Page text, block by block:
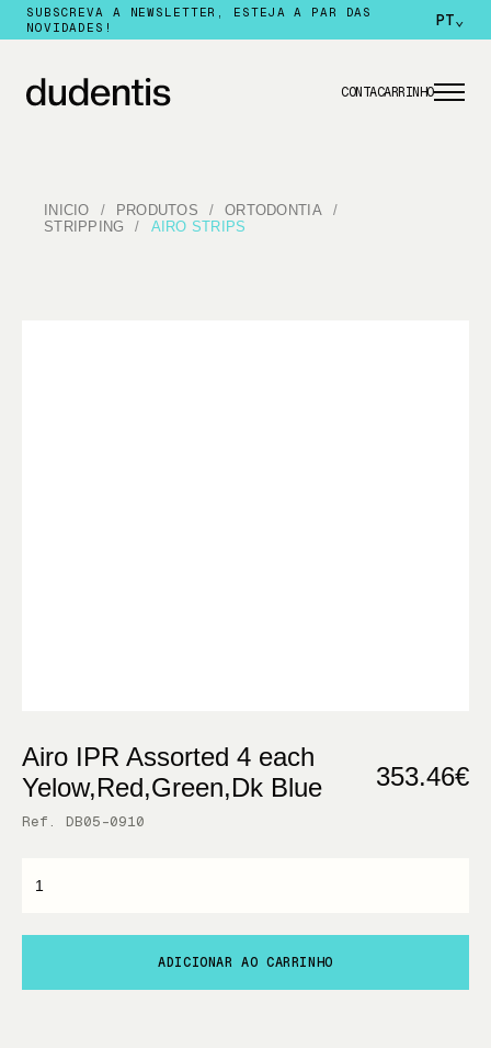
SUBSCREVA A NEWSLETTER, ESTEJA A PAR DAS
NOVIDADES!
PT⌄
CONTACARRINHO
INICIO PRODUTOS
ORTODONTIA
STRIPPING
AIRO STRIPS
Airo IPR Assorted 4 each
Yelow,Red,Green,Dk Blue
353.46€
Ref. DB05-0910
ADICIONAR AO CARRINHO